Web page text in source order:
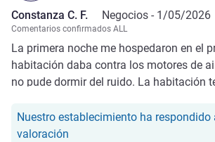
Constanza C. F. Negocios - 1/05/2026
Comentarios confirmados ALL
La primera noche me hospedaron en el
habitación daba contra los motores de
no pude dormir del ruido. La habitación
almohadas tenían olor a transpiración en
habitaciones
Nuestro establecimiento ha respondido
valoración